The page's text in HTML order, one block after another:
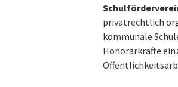
privatrechtlich
kommunale
Honorarkräfte